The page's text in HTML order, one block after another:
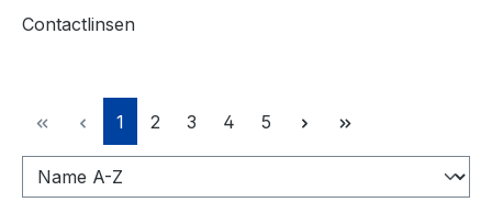
Contactlinsen
Seite
1 Seite
2 Seite
3 Seite
4 Seite
5